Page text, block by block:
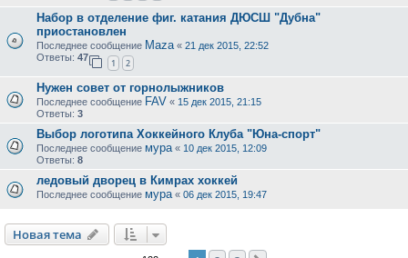
Набор в отделение фиг. катания ДЮСШ "Дубна"
приостановлен
Последнее сообщение Maza « 21 дек 2015, 22:52
Ответы: 47
1 2
Нужен совет от горнолыжников
Последнее сообщение FAV « 15 дек 2015, 21:15
Ответы: 3
Выбор логотипа Хоккейного Клуба "Юна-спорт"
Последнее сообщение мура« 10 дек 2015, 12:09
Ответы: 8
ледовый дворец в Кимрах хоккей
Последнее сообщение мура« 06 дек 2015, 19:47
Новая тема